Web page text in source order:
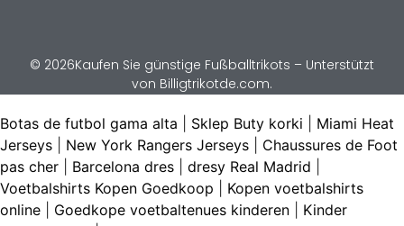
© 2026Kaufen Sie günstige Fußballtrikots – Unterstützt
von Billigtrikotde.com.
Botas de futbol gama alta Sklep Buty korki
Miami Heat
Jerseys
New York Rangers Jerseys
Chaussures de Foot
pas cher
Barcelona dres dresy Real Madrid
Voetbalshirts Kopen Goedkoop
Kopen voetbalshirts
online
Goedkope voetbaltenues kinderen
Kinder